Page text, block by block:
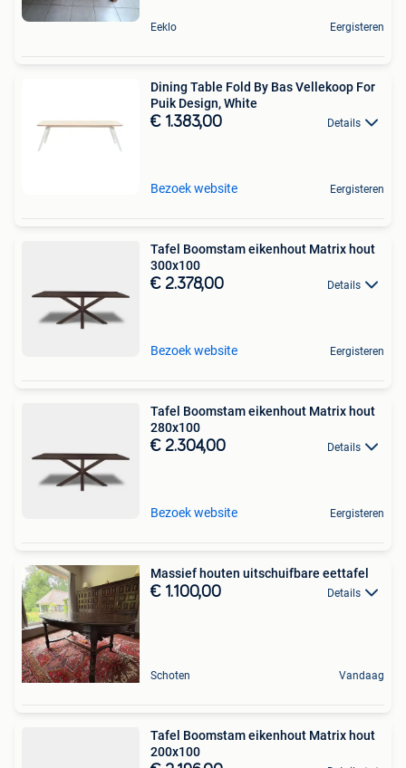
Eeklo Eergisteren
Dining Table Fold By Bas Vellekoop For
Puik Design, White
€ 1.383,00 Details
Bezoek website Eergisteren
Tafel Boomstam eikenhout Matrix hout
300x100
€ 2.378,00 Details
Bezoek website Eergisteren
Tafel Boomstam eikenhout Matrix hout
280x100
€ 2.304,00 Details
Bezoek website Eergisteren
Massief houten uitschuifbare eettafel
€ 1.100,00 Details
Schoten Vandaag
Tafel Boomstam eikenhout Matrix hout
200x100